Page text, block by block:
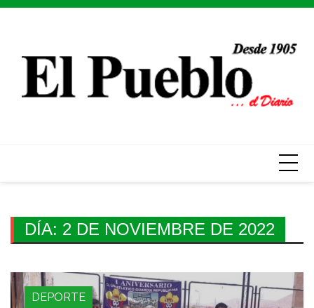
Skip
DÍA: 2 DE NOVIEMBRE DE 2022
DEPORTE